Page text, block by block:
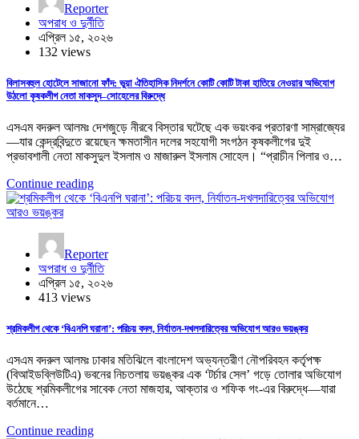
Reporter
অপরাধ ও দুর্নীতি
এপ্রিল ১৫, ২০২৬
132 views
বিলাসবহুল হোটেলে সাজানো ফাঁদ: ভুয়া ঐতিহাসিক নিদর্শনে কোটি কোটি টাকা হাতিয়ে নেওয়ার অভিযোগ
উঠলো কৃষকলীগ নেতা মাকসুদ–সোহেলের বিরুদ্ধে
এসএম বদরুল আলমঃ দেশজুড়ে নীরবে বিস্তার ঘটেছে এক ভয়ংকর প্রতারণা সাম্রাজ্যের
—যার কেন্দ্রবিন্দুতে রয়েছেন ক্ষমতাসীন দলের সহযোগী সংগঠন কৃষকলীগের দুই
প্রভাবশালী নেতা মাকসুদুল ইসলাম ও মাজারুল ইসলাম সোহেল। “প্রাচীন পিলার ও…
Continue reading
Reporter
অপরাধ ও দুর্নীতি
এপ্রিল ১৫, ২০২৬
413 views
শ্রমিকলীগ থেকে ‘বিএনপি ঘরানা’: পরিচয় বদল, নির্যাতন-দখলদারিত্বের অভিযোগ আরও ভয়ঙ্কর
এসএম বদরুল আলমঃ ঢাকার মতিঝিলে বাংলাদেশ অভ্যন্তরীণ নৌপরিবহন কর্তৃপক্ষ
(বিআইডব্লিউটিএ) ভবনের নিচতলায় ভয়ঙ্কর এক ‘টর্চার সেল’ গড়ে তোলার অভিযোগ
উঠেছে শ্রমিকলীগের সাবেক নেতা মাজহার, আক্তার ও শফিক গং-এর বিরুদ্ধে—যারা
বর্তমানে…
Continue reading